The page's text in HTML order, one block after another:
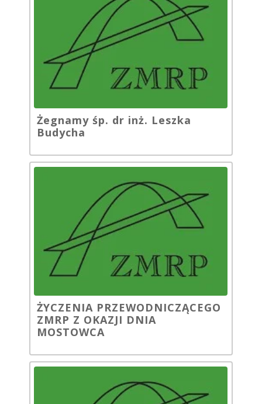
Żegnamy śp. dr inż. Leszka
Budycha
ŻYCZENIA PRZEWODNICZĄCEGO
ZMRP Z OKAZJI DNIA
MOSTOWCA